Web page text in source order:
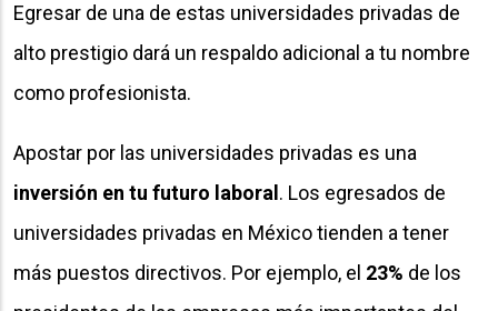
Egresar de una de estas universidades privadas de
alto prestigio dará un respaldo adicional a tu nombre
como profesionista.
Apostar por las universidades privadas es una
inversión en tu futuro laboral . Los egresados de
universidades privadas en México tienden a tener
más puestos directivos. Por ejemplo, el 23% de los